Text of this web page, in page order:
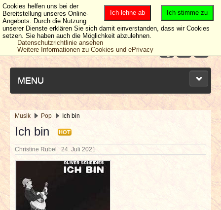
MENU
NEUESTE ARTIKEL
NEWS & DATES
BERICHTE
VERLOSUNGEN
Musik Pop Ich bin
Ich bin HOT
Christine Rubel 24. Juli 2021
Ich stimme zu
Ich lehne ab
Cookies helfen uns bei der
Bereitstellung unseres Online-
Angebots. Durch die Nutzung
unserer Dienste erklären Sie sich damit einverstanden, dass wir Cookies
setzen. Sie haben auch die Möglichkeit abzulehnen.
Datenschutzrichtlinie ansehen
Weitere Informationen zu Cookies und ePrivacy